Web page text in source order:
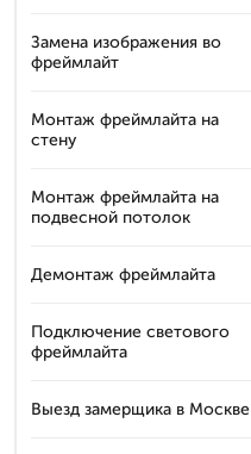
Замена изображения во
фреймлайт
Монтаж фреймлайта на
стену
Монтаж фреймлайта на
подвесной потолок
Демонтаж фреймлайта
Подключение светового
фреймлайта
Выезд замерщика в Москве